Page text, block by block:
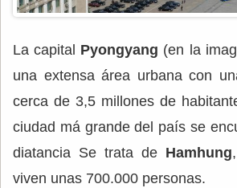
La capital Pyongyang (en la
una extensa área urbana con
cerca de 3,5 millones de
ciudad má grande del país se
diatancia Se trata de Hamhung
viven unas 700.000 personas.